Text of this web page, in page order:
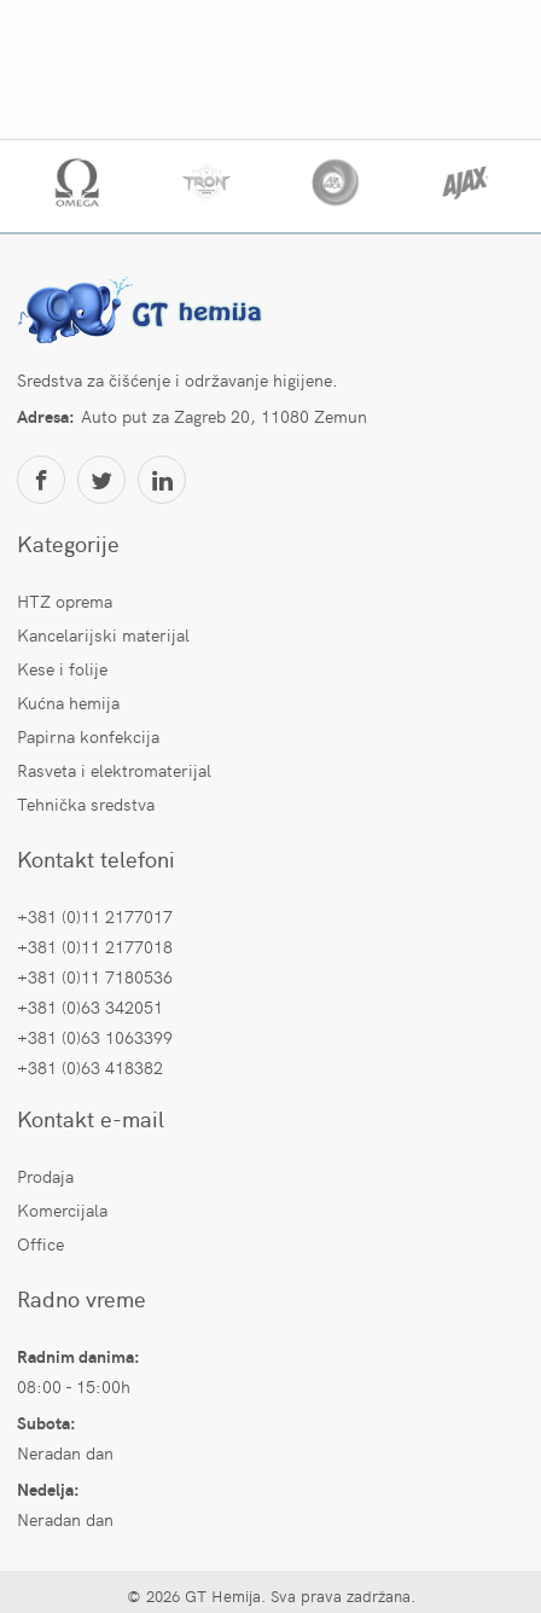
Sredstva za čišćenje i održavanje higijene.
Adresa: Auto put za Zagreb 20, 11080 Zemun
Kategorije
HTZ oprema
Kancelarijski materijal
Kese i folije
Kućna hemija
Papirna konfekcija
Rasveta i elektromaterijal
Tehnička sredstva
Kontakt telefoni
+381 (0)11 2177017
+381 (0)11 2177018
+381 (0)11 7180536
+381 (0)63 342051
+381 (0)63 1063399
+381 (0)63 418382
Kontakt e-mail
Prodaja
Komercijala
Office
Radno vreme
Radnim danima:
08:00 - 15:00h
Subota:
Neradan dan
Nedelja:
Neradan dan
© 2026 GT Hemija. Sva prava zadržana.